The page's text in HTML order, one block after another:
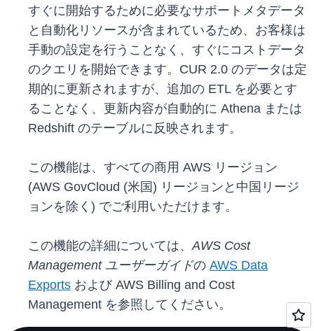
すぐに開始するために必要なサポートメタデータ
と自動化リソースが含まれているため、お客様は
手動の設定を行うことなく、すぐにコストデータ
のクエリを開始できます。CUR 2.0 のデータは定
期的に更新されますが、追加の ETL を必要とす
ることなく、更新内容が自動的に Athena または
Redshift のテーブルに反映されます。
この機能は、すべての商用 AWS リージョン
(AWS GovCloud (米国) リージョンと中国リージ
ョンを除く) でご利用いただけます。
この機能の詳細については、AWS Cost
Management ユーザーガイドの AWS Data
Exports および AWS Billing and Cost
Management を参照してください。